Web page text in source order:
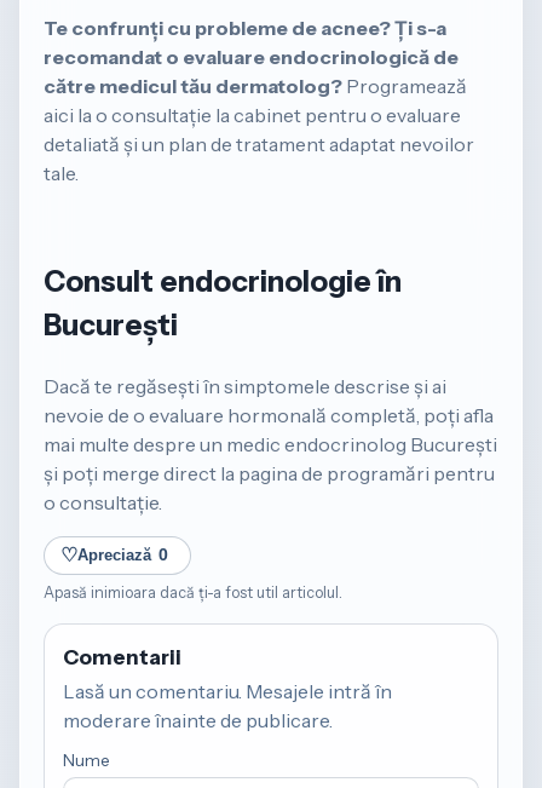
Te confrunți cu probleme de acnee?Ți s-a
recomandat o evaluare endocrinologică de
către medicul tău dermatolog? Programează
aici la o consultație la cabinet pentru o evaluare
detaliată și un plan de tratament adaptat nevoilor
tale.
Consult endocrinologie în
București
Dacă te regăsești în simptomele descrise și ai
nevoie de o evaluare hormonală completă, poți afla
mai multe despre un medic endocrinolog București
și poți merge direct la pagina de programări pentru
o consultație.
♡Apreciază 0
Apasă inimioara dacă ți-a fost util articolul.
Comentarii
Lasă un comentariu. Mesajele intră în
moderare înainte de publicare.
Nume